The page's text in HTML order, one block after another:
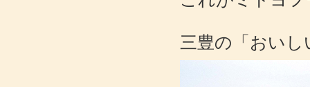
三豊の「おい